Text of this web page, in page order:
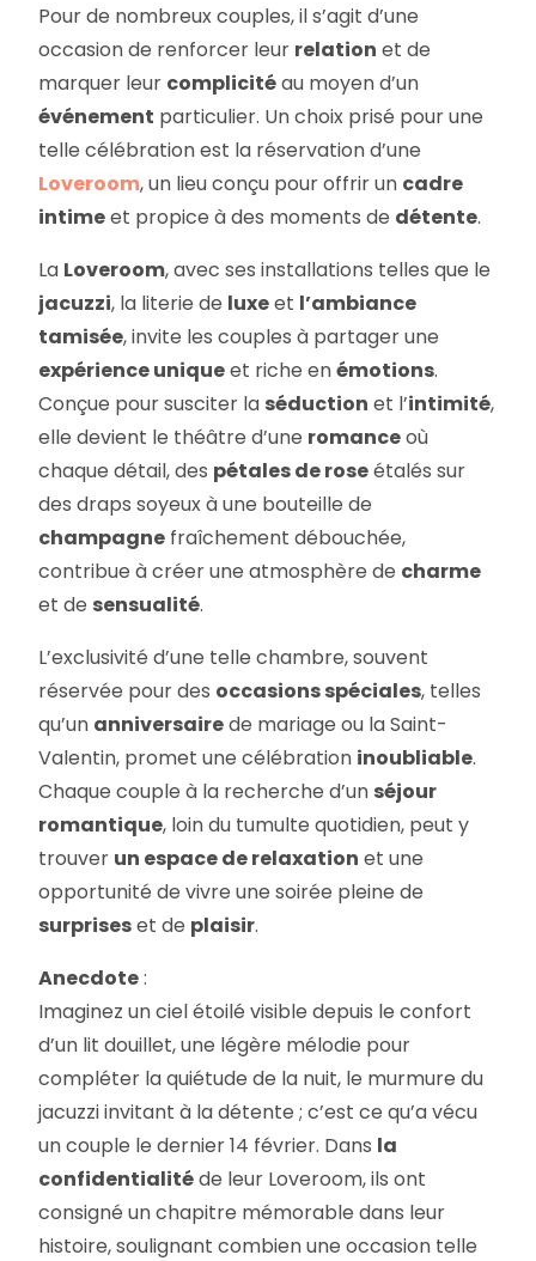
Pour de nombreux couples, il s’agit d’une
occasion de renforcer leur relation et de
marquer leur complicitéau moyen d’un
événement particulier. Un choix prisé pour une
telle célébration est la réservation d’une
Loveroom, un lieu conçu pour offrir un cadre
intimeet propice à des moments de détente.
La Loveroom, avec ses installations telles que le
jacuzzi, la literie de luxeet l’ambiance
tamisée, invite les couples à partager une
expérience uniqueet riche enémotions.
Conçue pour susciter la séduction et l’intimité,
elle devient le théâtre d’une romanceoù
chaque détail, des pétales de roseétalés sur
des draps soyeux à une bouteille de
champagne fraîchement débouchée,
contribue à créer une atmosphère de charme
et de sensualité.
L’exclusivité d’une telle chambre, souvent
réservée pour des occasions spéciales, telles
qu’un anniversairede mariage ou la Saint-
Valentin, promet une célébration inoubliable.
Chaque couple à la recherche d’un séjour
romantique, loin du tumulte quotidien, peut y
trouver un espace de relaxation et une
opportunité de vivre une soirée pleine de
surpriseset de plaisir.
Anecdote:
Imaginez un ciel étoilé visible depuis le confort
d’un lit douillet, une légère mélodie pour
compléter la quiétude de la nuit, le murmure du
jacuzzi invitant à la détente ; c’est ce qu’a vécu
un couple le dernier 14 février. Dans la
confidentialitéde leur Loveroom, ils ont
consigné un chapitre mémorable dans leur
histoire, soulignant combien une occasion telle